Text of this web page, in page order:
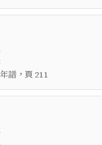
譜 ，頁 211